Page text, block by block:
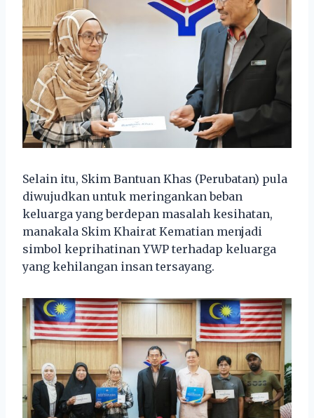
Selain itu, Skim Bantuan Khas (Perubatan) pula
diwujudkan untuk meringankan beban
keluarga yang berdepan masalah kesihatan,
manakala Skim Khairat Kematian menjadi
simbol keprihatinan YWP terhadap keluarga
yang kehilangan insan tersayang.